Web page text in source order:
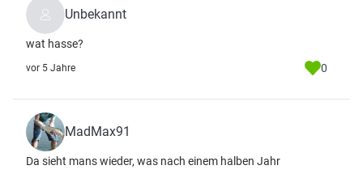
Unbekannt
wat hasse?
vor 5 Jahre 0
MadMax91
Da sieht mans wieder, was nach einem halben Jahr